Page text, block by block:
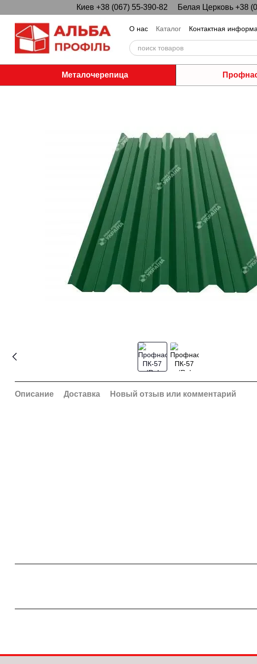
Перейти к основному контентуКиев +38 (067) 55-390-82 Белая Церковь +38
О нас Каталог Контактная
Металочерепица
Описание Доставка Новый отзыв или комментарий